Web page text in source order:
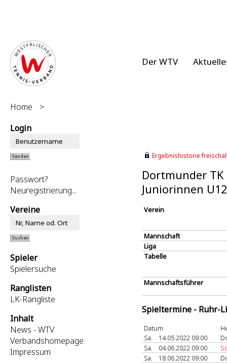
Der WTV
Home
>
Login
Passwort?
Neuregistrierung...
Vereine
Spieler
Spielersuche
Ranglisten
LK-Rangliste
Inhalt
News - WTV
Verbandshomepage
Impressum
Ergebnishistorie
Dortmunder TK
Juniorinnen
Verein
Mannschaft
Liga
Tabelle
Mannschaftsführer
Spieltermine - Ruhr-
Datum
Sa.
14.05.2022 09:00
Sa.
04.06.2022 09:00
Sa.
18.06.2022 09:00